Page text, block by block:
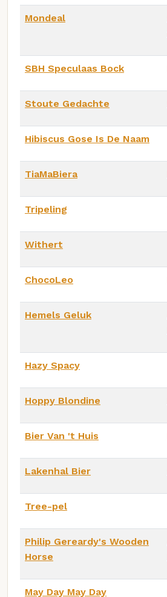
Mondeal
SBH Speculaas Bock
Stoute Gedachte
Hibiscus Gose Is De Naam
TiaMaBiera
Tripeling
Withert
ChocoLeo
Hemels Geluk
Hazy Spacy
Hoppy Blondine
Bier Van 't Huis
Lakenhal Bier
Tree-pel
Philip Gereardy's Wooden
Horse
May Day May Day